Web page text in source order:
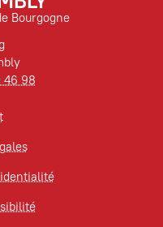
Bourgogne
46 98